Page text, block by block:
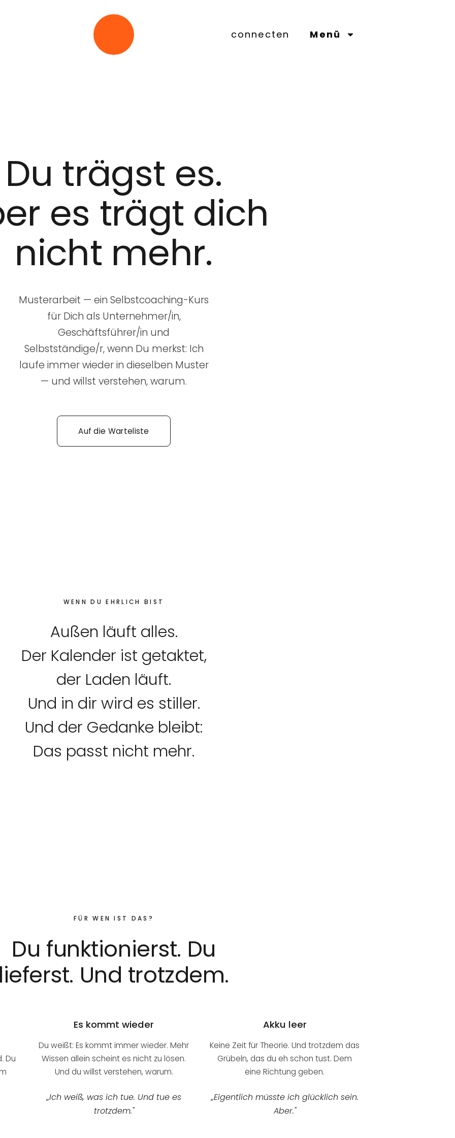
connecten Menü
Du trägst es.
es trägt dich
nicht mehr.
Musterarbeit — ein Selbstcoaching-Kurs
für Dich als Unternehmer/in,
Geschäftsführer/in und
Selbstständige/r, wenn Du merkst: Ich
laufe immer wieder in dieselben Muster
— und willst verstehen, warum.
Auf die Warteliste
WENN DU EHRLICH BIST
Außen läuft alles.
Der Kalender ist getaktet,
der Laden läuft.
Und in dir wird es stiller.
Und der Gedanke bleibt:
Das passt nicht mehr.
FÜR WEN IST DAS?
Du funktionierst. Du
Und trotzdem.
Du
Es kommt wieder
Du weißt: Es kommt immer wieder. Mehr
Wissen allein scheint es nicht zu lösen.
Und du willst verstehen, warum.
„Ich weiß, was ich tue. Und tue es
trotzdem."
Akku leer
Keine Zeit für Theorie. Und trotzdem das
Grübeln, das du eh schon tust. Dem
eine Richtung geben.
„Eigentlich müsste ich glücklich sein.
Aber."